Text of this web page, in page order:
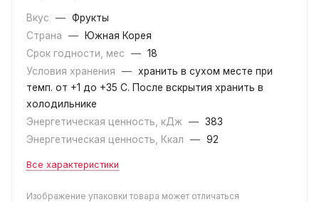
Вкус — Фрукты
Страна
—
Южная Корея
Срок годности, мес
— 18
Условия хранения
— хранить в сухом месте при
темп. от +1 до +35 С. После вскрытия хранить в
холодильнике
Энергетическая ценность, кДж
— 383
Энергетическая ценность, Ккал
— 92
Все характеристики
Изображение упаковки товара может отличаться